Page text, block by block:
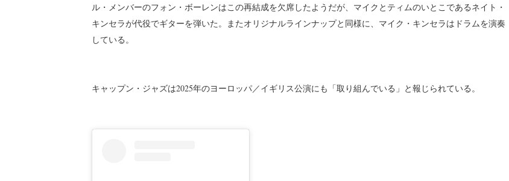
ル・メンバーのフォン・ボーレンはこの再結成を欠席したようだが、マイクとティムのいとこであるネイト・
キンセラが代役でギターを弾いた。またオリジナルラインナップと同様に、マイク・キンセラはドラムを演奏
している。
キャップン・ジャズは2025年のヨーロッパ／イギリス公演にも「取り組んでいる」と報じられている。